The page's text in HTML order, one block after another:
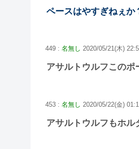
ペースはやすぎねぇ
449 : 名無し 2020/05/21(木)
アサルトウルフこの
453 : 名無し 2020/05/22(金)
アサルトウルフもホ